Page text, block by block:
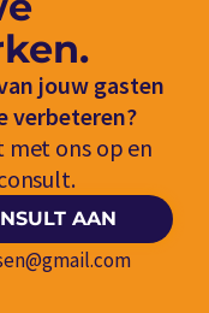
jouw gasten
verbeteren?
met ons op en
AAN